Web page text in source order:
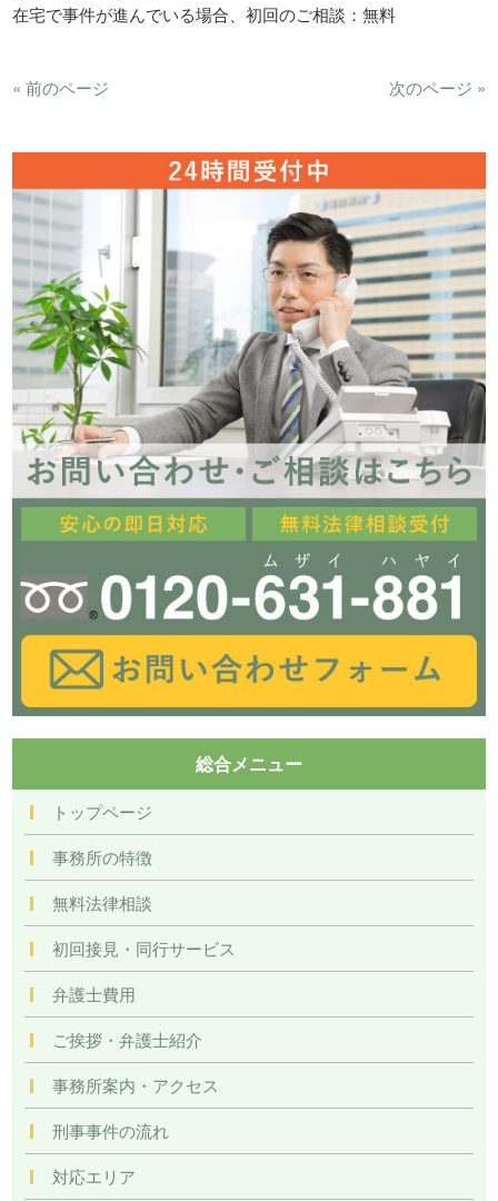
在宅で事件が進んでいる場合、初回のご相談：無料
« 前のページ 次のページ »
総合メニュー
トップページ
事務所の特徴
無料法律相談
初回接見・同行サービス
弁護士費用
ご挨拶・弁護士紹介
事務所案内・アクセス
刑事事件の流れ
対応エリア